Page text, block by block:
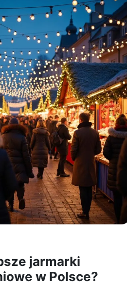
jarmarki
w Polsce?